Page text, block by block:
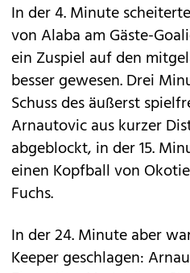
In der 4. Minute
von Alaba am Gäste-
ein Zuspiel auf den
besser gewesen. Drei
Schuss des äußerst
Arnautovic aus kurzer
abgeblockt, in der 15.
einen Kopfball von
Fuchs.
In der 24. Minute aber
Keeper geschlagen: